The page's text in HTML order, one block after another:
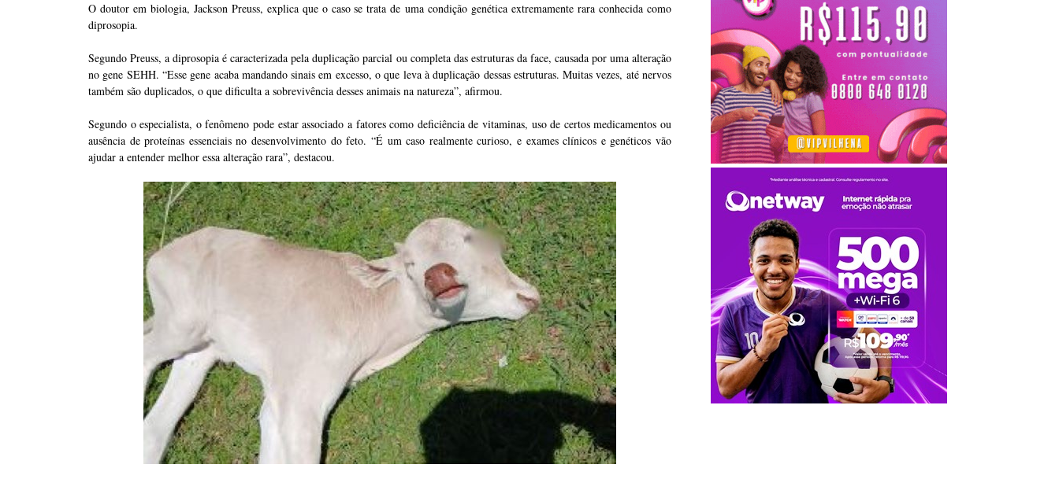
O doutor em biologia, Jackson Preuss, explica que o caso se trata de uma condição genética extremamente rara conhecida como
diprosopia.
Segundo Preuss, a diprosopia é caracterizada pela duplicação parcial ou completa das estruturas da face, causada por uma alteração
no gene SEHH. “Esse gene acaba mandando sinais em excesso, o que leva à duplicação dessas estruturas. Muitas vezes, até nervos
também são duplicados, o que dificulta a sobrevivência desses animais na natureza”, afirmou.
Segundo o especialista, o fenômeno pode estar associado a fatores como deficiência de vitaminas, uso de certos medicamentos ou
ausência de proteínas essenciais no desenvolvimento do feto. “É um caso realmente curioso, e exames clínicos e genéticos vão
ajudar a entender melhor essa alteração rara”, destacou.